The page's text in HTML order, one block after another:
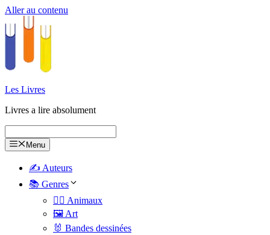
Aller au contenu
Les Livres
Livres a lire absolument
Menu
✍️ Auteurs
📚 Genres
🐕‍🦺 Animaux
🖼️ Art
🐰 Bandes dessinées